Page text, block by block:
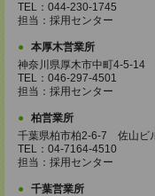
TEL：044-230-1745
担当：採用センター
本厚木営業所
神奈川県厚木市中町4-5-14
TEL：046-297-4501
担当：採用センター
柏営業所
千葉県柏市柏2-6-7 佐山ビ
TEL：04-7164-4510
担当：採用センター
千葉営業所